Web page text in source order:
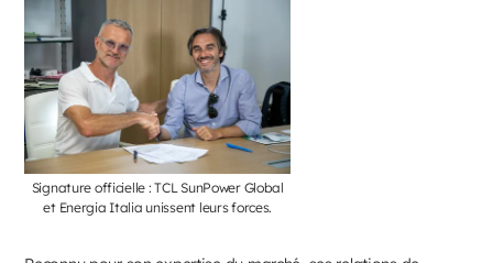
Signature officielle : TCL SunPower Global
et Energia Italia unissent leurs forces.